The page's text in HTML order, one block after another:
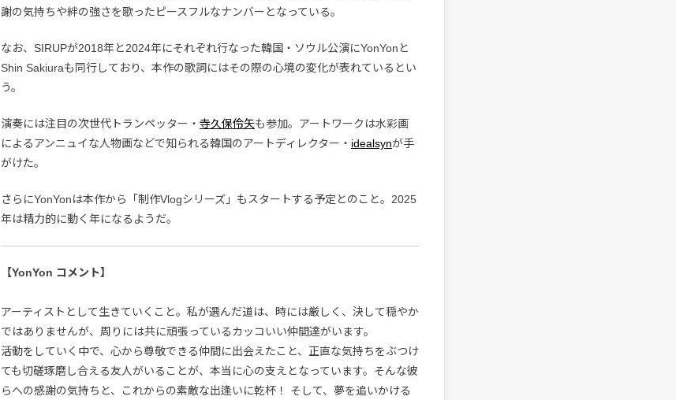
謝の気持ちや絆の強さを歌ったピースフルなナンバーとなっている。
なお、SIRUPが2018年と2024年にそれぞれ行なった韓国・ソウル公演にYonYonと
Shin Sakiuraも同行しており、本作の歌詞にはその際の心境の変化が表れているとい
う。
演奏には注目の次世代トランペッター・ 寺久保伶矢も参加。アートワークは水彩画
によるアンニュイな人物画などで知られる韓国のアートディレクター・ idealsynが手
がけた。
さらにYonYonは本作から「制作Vlogシリーズ」もスタートする予定とのこと。2025
年は精力的に動く年になるようだ。
【YonYon コメント】
アーティストとして生きていくこと。私が選んだ道は、時には厳しく、決して穏やか
ではありませんが、周りには共に頑張っているカッコいい仲間達がいます。
活動をしていく中で、心から尊敬できる仲間に出会えたこと、正直な気持ちをぶつけ
ても切磋琢磨し合える友人がいることが、本当に心の支えとなっています。そんな彼
らへの感謝の気持ちと、これからの素敵な出逢いに乾杯！ そして、夢を追いかける